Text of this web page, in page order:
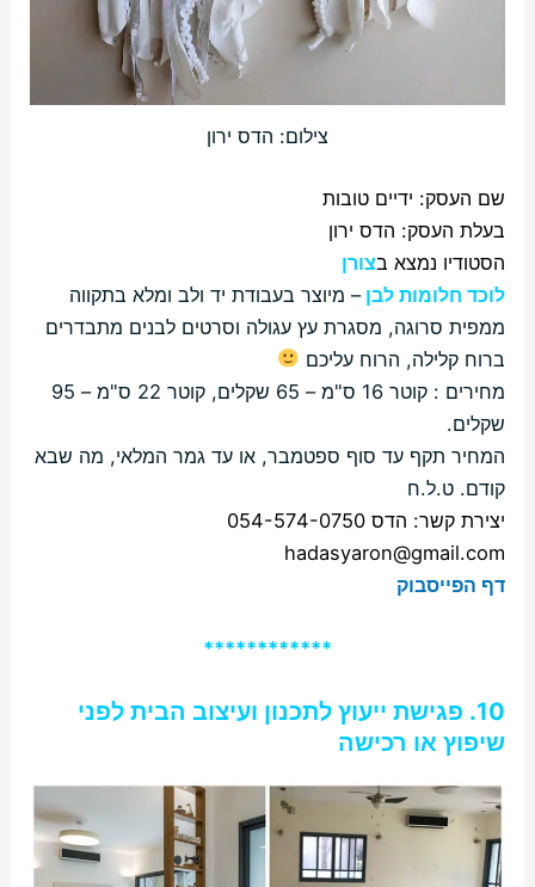
צילום: הדס ירון
שם העסק: ידיים טובות
בעלת העסק: הדס ירון
הסטודיו נמצא בצורן
לוכד חלומות לבן– מיוצר בעבודת יד ולב ומלא בתקווה
ממפית סרוגה, מסגרת עץ עגולה וסרטים לבנים מתבדרים
ברוח קלילה, הרוח עליכם
מחירים : קוטר 16 ס"מ – 65 שקלים, קוטר 22 ס"מ – 95
שקלים.
המחיר תקף עד סוף ספטמבר, או עד גמר המלאי, מה שבא
קודם. ט.ל.ח
יצירת קשר: הדס 054-574-0750
hadasyaron@gmail.com
דף הפייסבוק
************
10. פגישת ייעוץ לתכנון ועיצוב הבית לפני
שיפוץ או רכישה